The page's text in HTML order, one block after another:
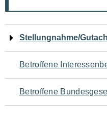
Navigation
für
den
Seiteninhalt
Stellungnahme/
Betroffene
Betroffene